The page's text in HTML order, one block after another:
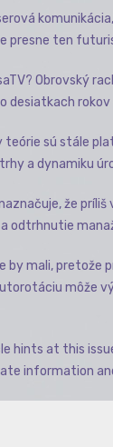
presne ten
Obrovský
desiatkach
teórie sú stále
a dynamiku
že príliš
odtrhnutie
by mali, pretože
môže
hints at this
information